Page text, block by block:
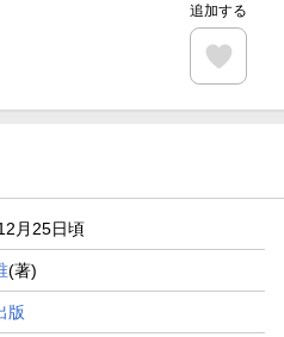
劇 宙組貸切公演ペアチケット
滅の刃』オリジナルきんちゃく
追加する
月25日頃
(著)
版